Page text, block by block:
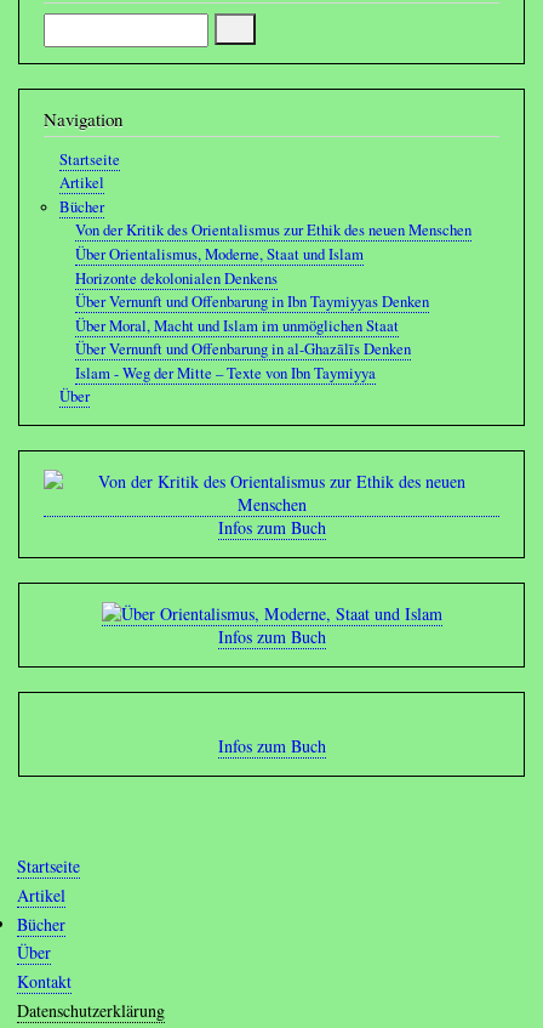
Navigation
Startseite
Artikel
Bücher
Von der Kritik des Orientalismus zur Ethik des neuen Menschen
Über Orientalismus, Moderne, Staat und Islam
Horizonte dekolonialen Denkens
Über Vernunft und Offenbarung in Ibn Taymiyyas Denken
Über Moral, Macht und Islam im unmöglichen Staat
Über Vernunft und Offenbarung in al-Ghazālīs Denken
Islam - Weg der Mitte – Texte von Ibn Taymiyya
Über
Infos zum Buch
Infos zum Buch
Infos zum Buch
Hauptnavigation
Startseite
Artikel
Bücher
Über
Fußbereichsmenü
Kontakt
Datenschutzerklärung